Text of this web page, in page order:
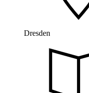
Dresden